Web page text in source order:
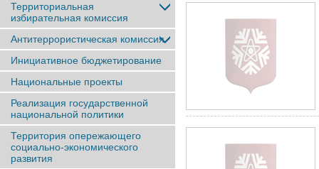
Территориальная
избирательная комиссия
Антитеррористическая комиссия
Инициативное бюджетирование
Национальные проекты
Реализация государственной
национальной политики
Территория опережающего
социально-экономического
развития